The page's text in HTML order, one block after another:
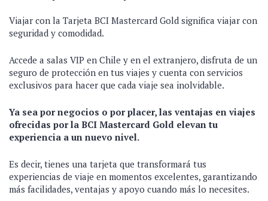
Viajar con la Tarjeta BCI Mastercard Gold significa viajar con
seguridad y comodidad.
Accede a salas VIP en Chile y en el extranjero, disfruta de un
seguro de protección en tus viajes y cuenta con servicios
exclusivos para hacer que cada viaje sea inolvidable.
Ya sea por negocios o por placer, las ventajas en viajes
ofrecidas por la BCI Mastercard Gold elevan tu
experiencia a un nuevo nivel.
Es decir, tienes una tarjeta que transformará tus
experiencias de viaje en momentos excelentes, garantizando
más facilidades, ventajas y apoyo cuando más lo necesites.